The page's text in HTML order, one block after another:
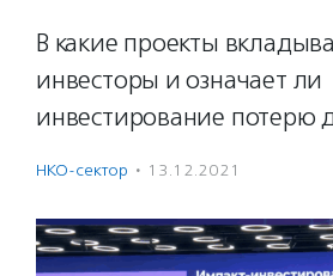
В какие проекты
инвесторы и означает ли
инвестирование потерю
НКО-сектор · 13.12.2021